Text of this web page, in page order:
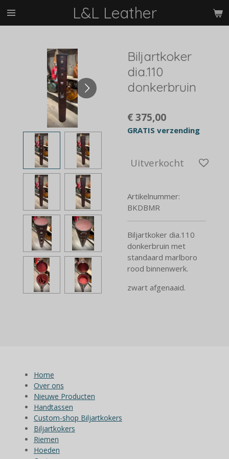
Ga
hoofdinhoud
L&L Leather
Biljartkoker
dia.110
donkerbruin
€ 375,00
GRATIS verzending
Uitverkocht
Artikelnummer:
BKDBMR
Biljartkoker dia.110
donkerbruin met
standaard marlboro
rood binnenwerk.
zwart afgenaaid.
Home
Over ons
Nieuwe Producten
Handtassen
Custom-shop Biljartkokers
Biljartkokers
Riemen
Hoeden